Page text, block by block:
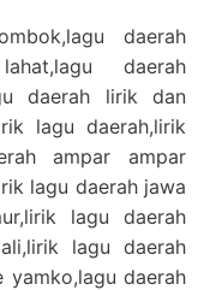
daerah
daerah
daerah lirik dan
lagu daerah,lirik
ampar ampar
lagu daerah jawa
lagu daerah
lagu daerah
yamko,lagu daerah